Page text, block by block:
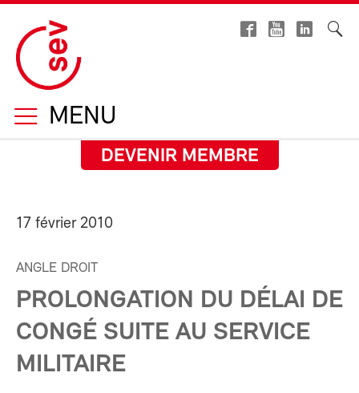
MENU
DEVENIR MEMBRE
17 février 2010
ANGLE DROIT
PROLONGATION DU DÉLAI DE
CONGÉ SUITE AU SERVICE
MILITAIRE